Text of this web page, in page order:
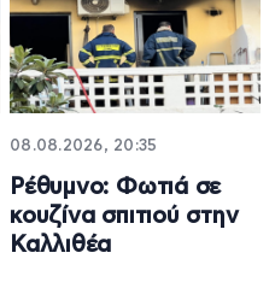
08.08.2026, 20:35
Ρέθυμνο: Φωτιά σε
κουζίνα σπιτιού στην
Καλλιθέα